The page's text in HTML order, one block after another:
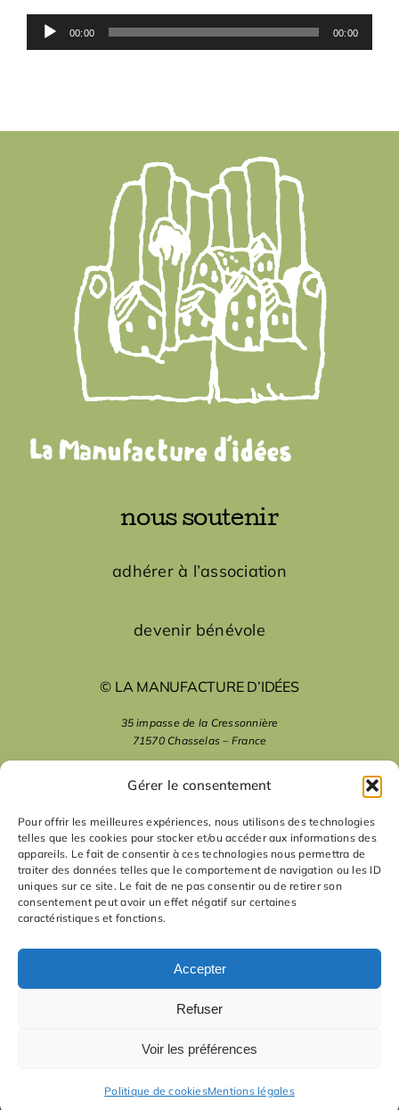
Gérer le consentement
Pour offrir les meilleures expériences, nous utilisons des technologies
telles que les cookies pour stocker et/ou accéder aux informations des
appareils. Le fait de consentir à ces technologies nous permettra de
traiter des données telles que le comportement de navigation ou les ID
uniques sur ce site. Le fait de ne pas consentir ou de retirer son
consentement peut avoir un effet négatif sur certaines
caractéristiques et fonctions.
Accepter
Refuser
Voir les préférences
Politique de cookiesMentions légales
Lecteur
audio
00:00 00:00
nous soutenir
adhérer à l’association
devenir bénévole
© LA MANUFACTURE D’IDÉES
35 impasse de la Cressonnière
71570 Chasselas – France
mentions légales
nous suivre
nous contacter